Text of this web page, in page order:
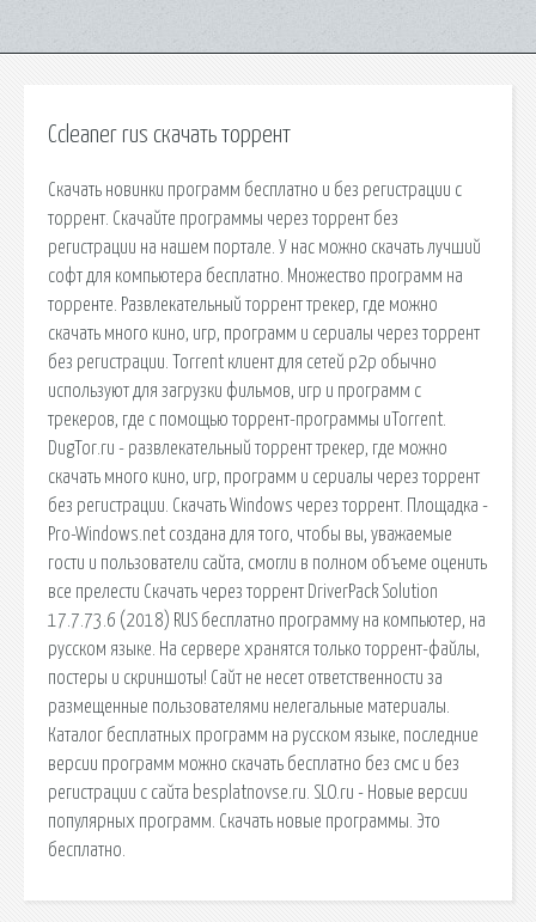
Ccleaner rus скачать торрент
Скачать новинки программ бесплатно и без регистрации с
торрент. Скачайте программы через торрент без
регистрации на нашем портале. У нас можно скачать лучший
софт для компьютера бесплатно. Множество программ на
торренте. Развлекательный торрент трекер, где можно
скачать много кино, игр, программ и сериалы через торрент
без регистрации. Torrent клиент для сетей p2p обычно
используют для загрузки фильмов, игр и программ с
трекеров, где с помощью торрент-программы uTorrent.
DugTor.ru - развлекательный торрент трекер, где можно
скачать много кино, игр, программ и сериалы через торрент
без регистрации. Скачать Windows через торрент. Площадка -
Pro-Windows.net создана для того, чтобы вы, уважаемые
гости и пользователи сайта, смогли в полном объеме оценить
все прелести Скачать через торрент DriverPack Solution
17.7.73.6 (2018) RUS бесплатно программу на компьютер, на
русском языке. На сервере хранятся только торрент-файлы,
постеры и скриншоты! Сайт не несет ответственности за
размещенные пользователями нелегальные материалы.
Каталог бесплатных программ на русском языке, последние
версии программ можно скачать бесплатно без смс и без
регистрации с сайта besplatnovse.ru. SLO.ru - Новые версии
популярных программ. Скачать новые программы. Это
бесплатно.